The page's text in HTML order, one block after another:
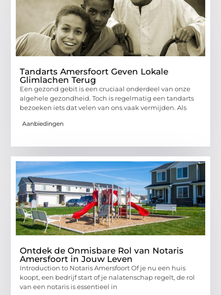
Tandarts Amersfoort Geven Lokale
Glimlachen Terug
Een gezond gebit is een cruciaal onderdeel van onze
algehele gezondheid. Toch is regelmatig een tandarts
bezoeken iets dat velen van ons vaak vermijden. Als
Aanbiedingen
Ontdek de Onmisbare Rol van Notaris
Amersfoort in Jouw Leven
Introduction to Notaris Amersfoort Of je nu een huis
koopt, een bedrijf start of je nalatenschap regelt, de rol
van een notaris is essentieel in